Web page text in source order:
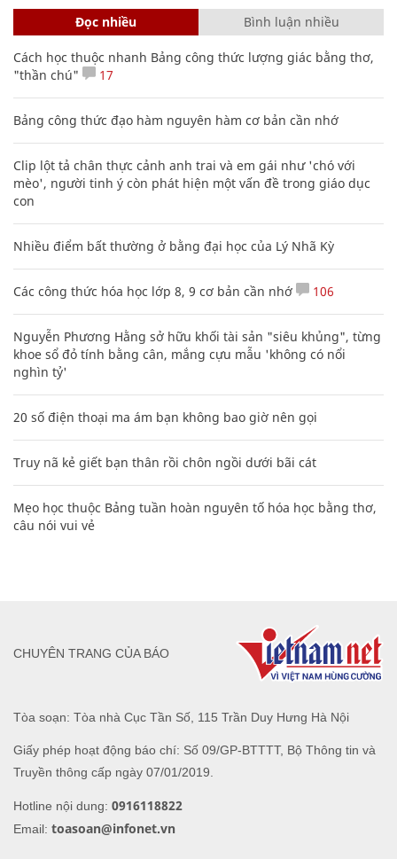
Đọc nhiều Bình luận nhiều
Cách học thuộc nhanh Bảng công thức lượng giác bằng thơ,
"thần chú"
17
Bảng công thức đạo hàm nguyên hàm cơ bản cần nhớ
Clip lột tả chân thực cảnh anh trai và em gái như 'chó với
mèo', người tinh ý còn phát hiện một vấn đề trong giáo dục
con
Nhiều điểm bất thường ở bằng đại học của Lý Nhã Kỳ
Các công thức hóa học lớp 8, 9 cơ bản cần nhớ 106
Nguyễn Phương Hằng sở hữu khối tài sản "siêu khủng", từng
khoe sổ đỏ tính bằng cân, mắng cựu mẫu 'không có nổi
nghìn tỷ'
20 số điện thoại ma ám bạn không bao giờ nên gọi
Truy nã kẻ giết bạn thân rồi chôn ngồi dưới bãi cát
Mẹo học thuộc Bảng tuần hoàn nguyên tố hóa học bằng thơ,
câu nói vui vẻ
Tòa soạn: Tòa nhà Cục Tần Số, 115 Trần Duy Hưng Hà Nội
Giấy phép hoạt động báo chí: Số 09/GP-BTTTT, Bộ Thông tin và
Truyền thông cấp ngày 07/01/2019.
Hotline nội dung: 0916118822
Email: toasoan@infonet.vn
CHUYÊN TRANG CỦA BÁO